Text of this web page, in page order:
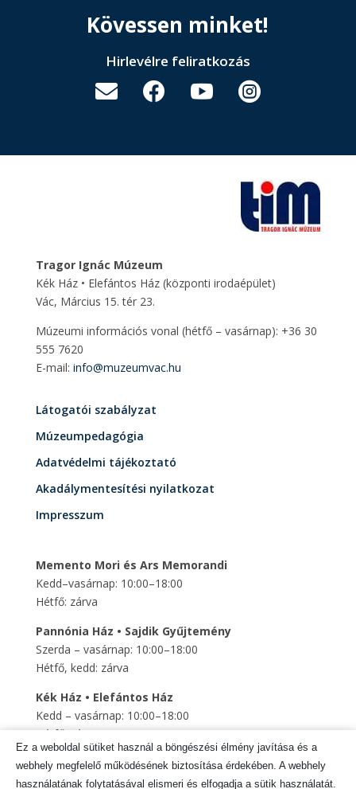
Kövessen minket!
Hirlevélre feliratkozás
   
Tragor Ignác Múzeum
Kék Ház • Elefántos Ház (központi irodaépület)
Vác, Március 15. tér 23.
Múzeumi információs vonal (hétfő – vasárnap): +36 30
555 7620
E-mail: info@muzeumvac.hu
Látogatói szabályzat
Múzeumpedagógia
Adatvédelmi tájékoztató
Akadálymentesítési nyilatkozat
Impresszum
Memento Mori és Ars Memorandi
Kedd–vasárnap: 10:00–18:00
Hétfő: zárva
Pannónia Ház • Sajdik Gyűjtemény
Szerda – vasárnap: 10:00–18:00
Hétfő, kedd: zárva
Kék Ház • Elefántos Ház
Kedd – vasárnap: 10:00–18:00
Hétfő: zárva
Szent Mihály Altemplom
Kedd – vasárnap: 10:00–18:00
Ez a weboldal sütiket használ a böngészési élmény javítása és a
webhely megfelelő működésének biztosítása érdekében. A webhely
használatának folytatásával elismeri és elfogadja a sütik használatát.